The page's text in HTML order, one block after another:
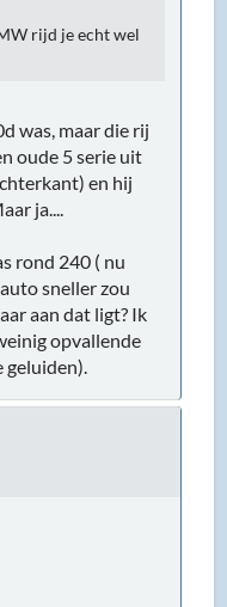
rijd je echt wel
was, maar die rij
oude 5 serie uit
en hij
ja....
rond 240 ( nu
sneller zou
aan dat ligt? Ik
opvallende
geluiden).